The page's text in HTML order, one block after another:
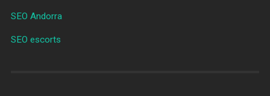
SEO Andorra
SEO escorts